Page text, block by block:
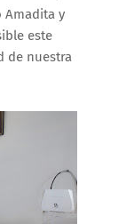
Amadita y
este
de nuestra